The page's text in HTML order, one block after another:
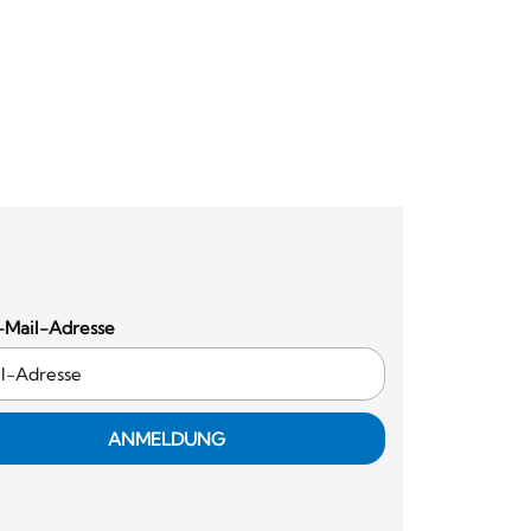
Adresse
ANMELDUNG